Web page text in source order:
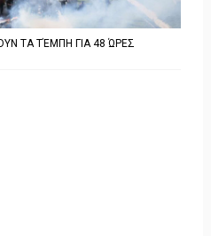
ΤΑ ΤΈΜΠΗ ΓΙΑ 48 ΏΡΕΣ